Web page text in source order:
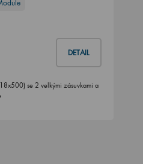
DETAIL
se 2 velkými zásuvkami a